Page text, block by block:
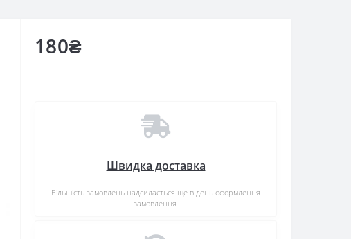
180₴
Швидка доставка
Більшість замовлень надсилається ще в день оформлення
замовлення.